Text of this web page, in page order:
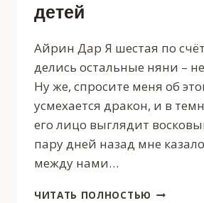
детей
Айрин Дар Я шестая по
делись остальные няни –
Ну же, спросите меня об
усмехается дракон, и в
его лицо выглядит
пару дней назад мне
между нами…
ЧИТАТЬ ПОЛНОСТЬЮ КАК